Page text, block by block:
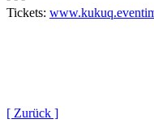
Tickets:
[ Zurück ]